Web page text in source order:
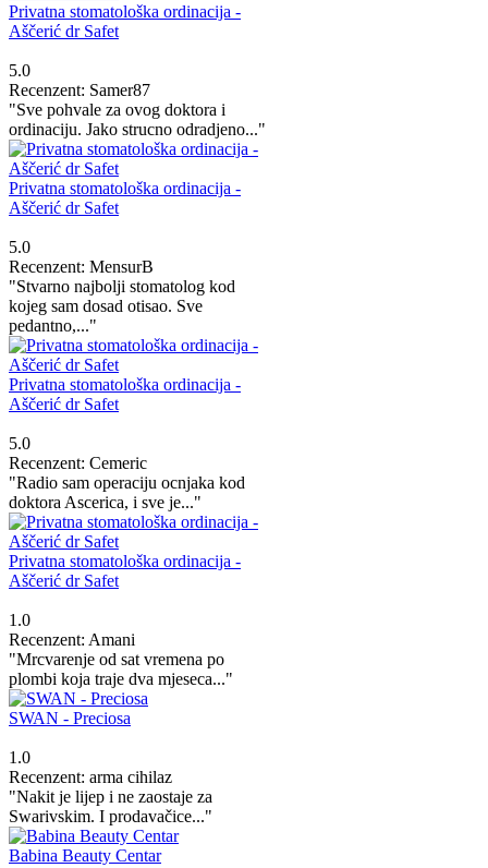
Privatna stomatološka ordinacija -
Aščerić dr Safet
5.0
Recenzent: Samer87
"Sve pohvale za ovog doktora i
ordinaciju. Jako strucno odradjeno..."
Privatna stomatološka ordinacija -
Aščerić dr Safet
5.0
Recenzent: MensurB
"Stvarno najbolji stomatolog kod
kojeg sam dosad otisao. Sve
pedantno,..."
Privatna stomatološka ordinacija -
Aščerić dr Safet
5.0
Recenzent: Cemeric
"Radio sam operaciju ocnjaka kod
doktora Ascerica, i sve je..."
Privatna stomatološka ordinacija -
Aščerić dr Safet
1.0
Recenzent: Amani
"Mrcvarenje od sat vremena po
plombi koja traje dva mjeseca..."
SWAN - Preciosa
1.0
Recenzent: arma cihilaz
"Nakit je lijep i ne zaostaje za
Swarivskim. I prodavačice..."
Babina Beauty Centar